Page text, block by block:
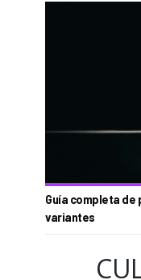
Guía completa de
variantes